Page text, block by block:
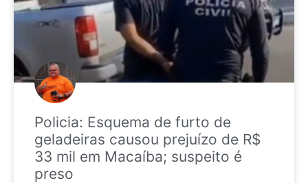
Policia: Esquema de furto de
geladeiras causou prejuízo de R$
33 mil em Macaíba; suspeito é
preso